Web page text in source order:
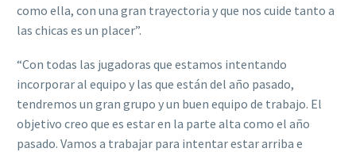
como ella, con una gran trayectoria y que nos cuide tanto a
las chicas es un placer”.
“Con todas las jugadoras que estamos intentando
incorporar al equipo y las que están del año pasado,
tendremos un gran grupo y un buen equipo de trabajo. El
objetivo creo que es estar en la parte alta como el año
pasado. Vamos a trabajar para intentar estar arriba e